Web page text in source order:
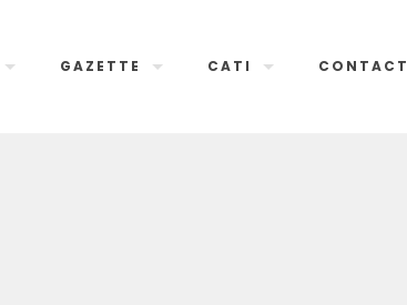
GAZETTE CATI CONTACT